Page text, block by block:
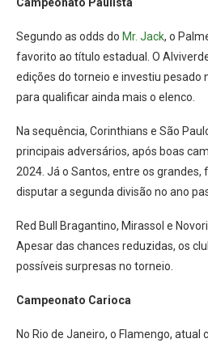
Campeonato Paulista
Segundo as odds do Mr. Jack, o
favorito ao título estadual. O
edições do torneio e investiu pesado
para qualificar ainda mais o elenco.
Na sequência, Corinthians e São
principais adversários, após boas
2024. Já o Santos, entre os grandes,
disputar a segunda divisão no ano
Red Bull Bragantino, Mirassol e
Apesar das chances reduzidas, os
possíveis surpresas no torneio.
Campeonato Carioca
No Rio de Janeiro, o Flamengo, atual